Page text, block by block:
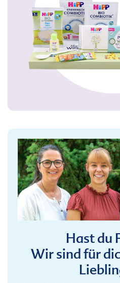
Hast du
Wir sind für